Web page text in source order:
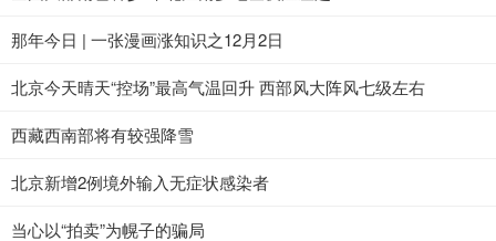
那年今日 | 一张漫画涨知识之12月2日
北京今天晴天“控场”最高气温回升 西部风大阵风七级左右
西藏西南部将有较强降雪
北京新增2例境外输入无症状感染者
当心以“拍卖”为幌子的骗局